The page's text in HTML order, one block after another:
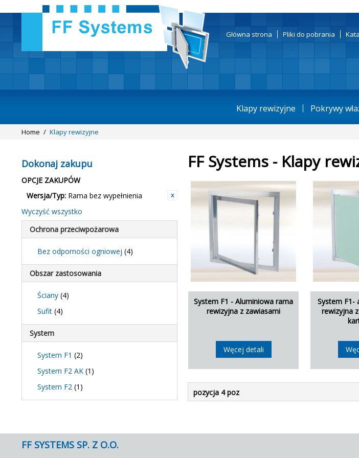
Główna strona Pliki do pobrania
Klapy rewizyjne Pokrywy
Home / Klapy rewizyjne
Dokonaj zakupu
OPCJE ZAKUPÓW
Wersja/Typ: Rama bez wypełnienia
Wyczyść wszystko
Ochrona przeciwpożarowa
Bez odporności ogniowej (4)
Obszar zastosowania
Ściany (4)
Sufit (4)
System
System F1 (2)
System F2 AK (1)
System F2 (1)
FF Systems - Klapy
System F1 - Aluminiowa rama
rewizyjna z zawiasami
Węcej detali
System F1-
rewizyjna
pozycja 4 poz
FF SYSTEMS SP. Z O.O.